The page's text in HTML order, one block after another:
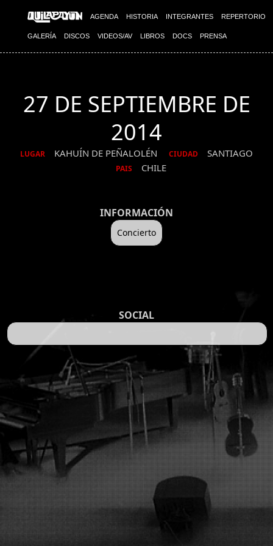
AGENDA HISTORIA INTEGRANTES REPERTORIO
GALERÍA DISCOS VIDEOS/AV LIBROS DOCS PRENSA
27 DE SEPTIEMBRE DE
2014
LUGAR KAHUÍN DE PEÑALOLÉN CIUDAD SANTIAGO
PAIS CHILE
INFORMACIÓN
Concierto
SOCIAL